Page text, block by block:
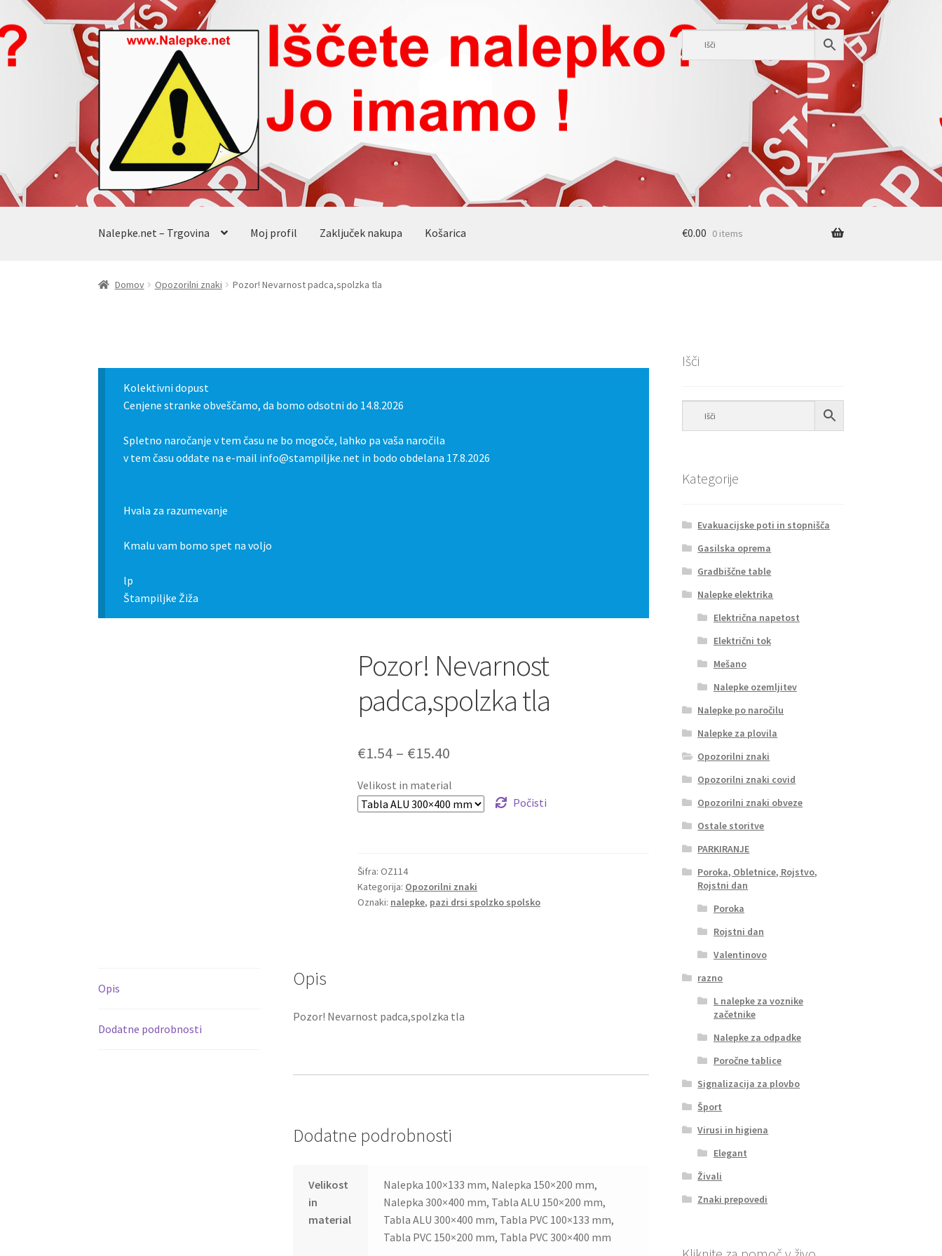
Skip
Skip
Nalepke.net – Trgovina Moj profil Zaključek nakupa Košarica €0.00 0 items
Domov Opozorilni znaki Pozor! Nevarnost padca,spolzka tla
Kolektivni dopust
Cenjene stranke obveščamo, da bomo odsotni do 14.8.2026
Spletno naročanje v tem času ne bo mogoče, lahko pa vaša naročila
v tem času oddate na e-mail info@stampiljke.net in bodo obdelana 17.8.2026
Hvala za razumevanje
Kmalu vam bomo spet na voljo
lp
Štampiljke Žiža
Pozor! Nevarnost
padca,spolzka tla
€1.54 – €15.40
razpon:
od
€15.40
Velikost in material
Počisti
Šifra:OZ114
Kategorija: Opozorilni znaki
Oznaki: nalepke, pazi drsi spolzko spolsko
Opis
Dodatne podrobnosti
Opis
Pozor! Nevarnost padca,spolzka tla
Dodatne podrobnosti
Velikost
in
material
Nalepka 100×133 mm, Nalepka 150×200 mm,
Nalepka 300×400 mm, Tabla ALU 150×200 mm,
Tabla ALU 300×400 mm, Tabla PVC 100×133 mm,
Tabla PVC 150×200 mm, Tabla PVC 300×400 mm
Išči
Kategorije
Evakuacijske poti in stopnišča
Gasilska oprema
Gradbiščne table
Nalepke elektrika
Električna napetost
Električni tok
Mešano
Nalepke ozemljitev
Nalepke po naročilu
Nalepke za plovila
Opozorilni znaki
Opozorilni znaki covid
Opozorilni znaki obveze
Ostale storitve
PARKIRANJE
Poroka, Obletnice, Rojstvo,
Rojstni dan
Poroka
Rojstni dan
Valentinovo
razno
L nalepke za voznike
začetnike
Nalepke za odpadke
Poročne tablice
Signalizacija za plovbo
Šport
Virusi in higiena
Elegant
Živali
Znaki prepovedi